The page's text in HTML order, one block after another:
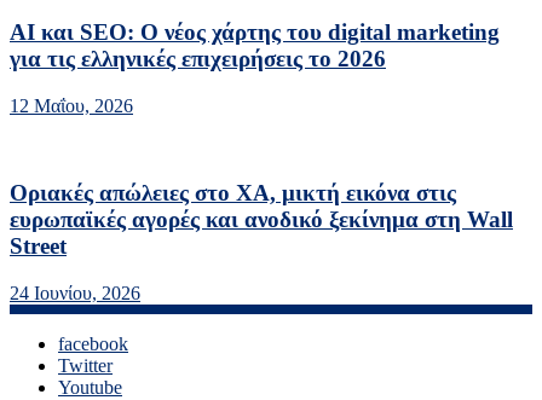
AI και SEO: Ο νέος χάρτης του digital marketing
για τις ελληνικές επιχειρήσεις το 2026
12 Μαΐου, 2026
Οριακές απώλειες στο ΧΑ, μικτή εικόνα στις
ευρωπαϊκές αγορές και ανοδικό ξεκίνημα στη Wall
Street
24 Ιουνίου, 2026
facebook
Twitter
Youtube